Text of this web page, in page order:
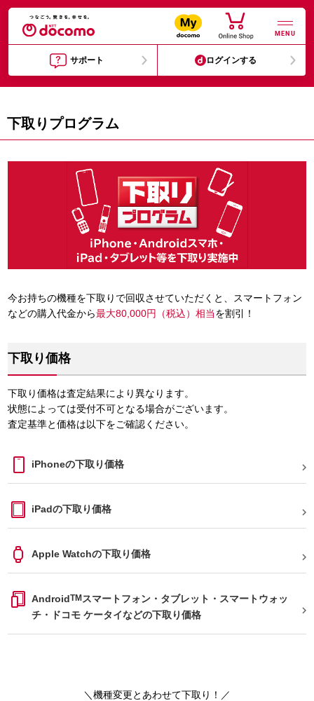
MENU
サポート ログインする
下取りプログラム
今お持ちの機種を下取りで回収させていただくと、スマートフォン
などの購入代金から最大80,000円（税込）相当を割引！
下取り価格
下取り価格は査定結果により異なります。
状態によっては受付不可となる場合がございます。
査定基準と価格は以下をご確認ください。
iPhoneの下取り価格 
iPadの下取り価格 
Apple Watchの下取り価格 
AndroidTMスマートフォン・タブレット・スマートウォッ
チ・ドコモ ケータイなどの下取り価格

＼機種変更とあわせて下取り！／